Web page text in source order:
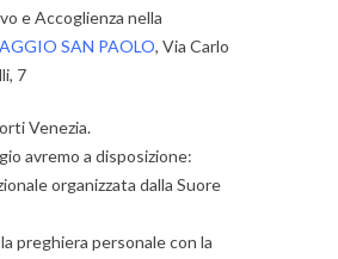
e Accoglienza nella
SAN PAOLO, Via Carlo
7
Venezia.
avremo a disposizione:
organizzata dalla Suore
preghiera personale con la